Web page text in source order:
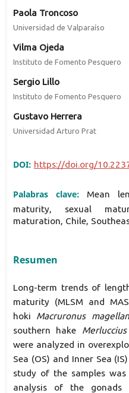
Paola Troncoso
Universidad de Valparaíso
Vilma Ojeda
Instituto de Fomento Pesquero
Sergio Lillo
Instituto de Fomento Pesquero
Gustavo Herrera
Universidad Arturo Prat
DOI: https://doi.org/
Palabras clave:
Mean
maturity, sexual
maturation, Chile,
Resumen
Long-term trends of
maturity (MLSM and
hoki Macruronus
southern hake
were analyzed in
Sea (OS) and Inner Sea
study of the samples
analysis of the